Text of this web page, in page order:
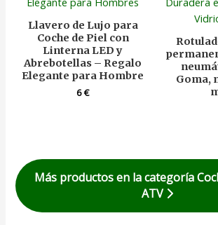
Llavero de Lujo para
Coche de Piel con
Linterna LED y
Abrebotellas – Regalo
Elegante para Hombre
6€
Goma,
Más productos en la categoría
ATV